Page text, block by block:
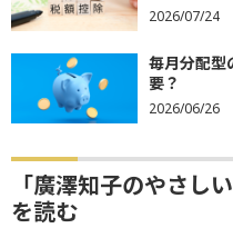
2026/07/24
毎月分配型
要？
2026/06/26
「廣澤知子のやさし
を読む